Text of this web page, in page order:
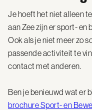
Je hoeft het niet alleen
aan Zee zijn er sport-
Ook als je niet meer zo
passende activiteit te
contact met anderen.
Ben je benieuwd wat er
brochure Sport- en